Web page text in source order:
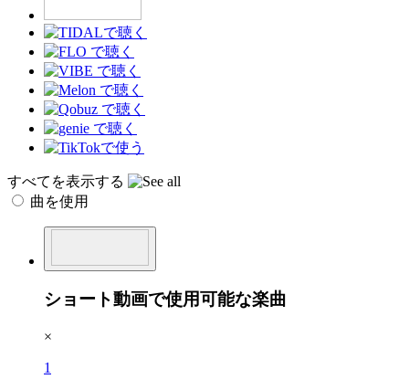
すべてを表示する
曲を使用
ショート動画で使用可能な楽曲
×
1